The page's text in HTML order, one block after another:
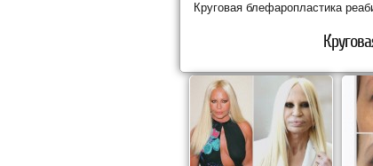
Круговая блефаропластика